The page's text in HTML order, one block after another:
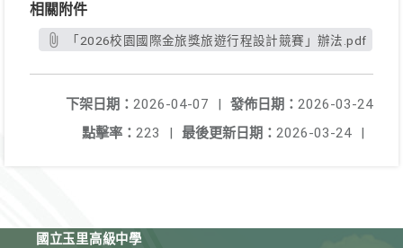
相關附件
「2026校園國際金旅獎旅遊行程設計競賽」辦法.pdf
發佈日期： 2026-03-24
下架日期： 2026-04-07
|
最後更新日期： 2026-03-24 |
點擊率： 223 |
國立玉里高級中學